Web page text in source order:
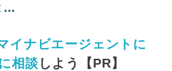
…
イナビエージェントに
相談 しよう【PR】